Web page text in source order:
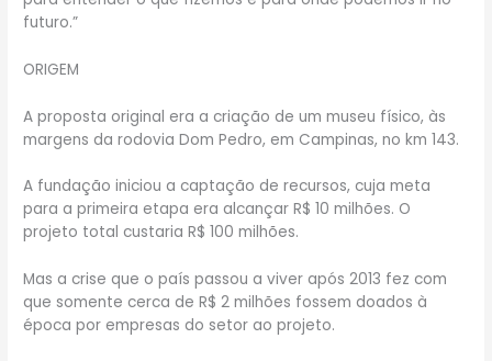
futuro.”
ORIGEM
A proposta original era a criação de um museu físico, às
margens da rodovia Dom Pedro, em Campinas, no km 143.
A fundação iniciou a captação de recursos, cuja meta
para a primeira etapa era alcançar R$ 10 milhões. O
projeto total custaria R$ 100 milhões.
Mas a crise que o país passou a viver após 2013 fez com
que somente cerca de R$ 2 milhões fossem doados à
época por empresas do setor ao projeto.